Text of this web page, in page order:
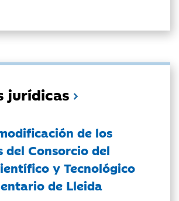
jurídicas
de los
del Consorcio del
y Tecnológico
de Lleida